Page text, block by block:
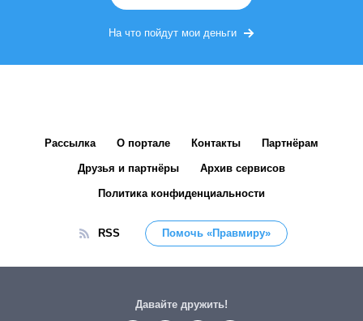
На что пойдут мои деньги
Рассылка О портале Контакты Партнёрам
Друзья и партнёры Архив сервисов
Политика конфиденциальности
RSS Помочь «Правмиру»
Давайте дружить!